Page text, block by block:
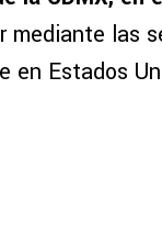
mediante las
en Estados